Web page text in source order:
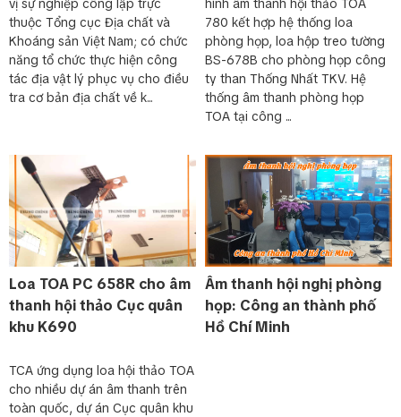
vị sự nghiệp công lập trực
thuộc Tổng cục Địa chất và
Khoáng sản Việt Nam; có chức
năng tổ chức thực hiện công
tác địa vật lý phục vụ cho điều
tra cơ bản địa chất về k...
hình âm thanh hội thảo TOA
780 kết hợp hệ thống loa
phòng họp, loa hộp treo tường
BS-678B cho phòng họp công
ty than Thống Nhất TKV. Hệ
thống âm thanh phòng họp
TOA tại công ...
Loa TOA PC 658R cho âm
thanh hội thảo Cục quân
khu K690
TCA ứng dụng loa hội thảo TOA
cho nhiều dự án âm thanh trên
toàn quốc, dự án Cục quân khu
Âm thanh hội nghị phòng
họp: Công an thành phố
Hồ Chí Minh